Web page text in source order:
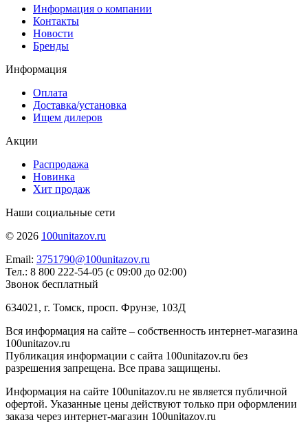
Информация о компании
Контакты
Новости
Бренды
Информация
Оплата
Доставка/установка
Ищем дилеров
Акции
Распродажа
Новинка
Хит продаж
Наши социальные сети
© 2026 100unitazov.ru
Email: 3751790@100unitazov.ru
Тел.: 8 800 222-54-05 (с 09:00 до 02:00)
Звонок бесплатный
634021, г. Томск, просп. Фрунзе, 103Д
Вся информация на сайте – собственность интернет-магазина
100unitazov.ru
Публикация информации с сайта 100unitazov.ru без
разрешения запрещена. Все права защищены.
Информация на сайте 100unitazov.ru не является публичной
офертой. Указанные цены действуют только при оформлении
заказа через интернет-магазин 100unitazov.ru